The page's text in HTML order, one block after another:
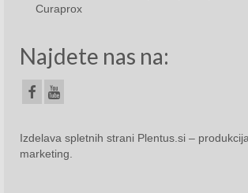
September 2023
2024
Curaprox
Najdete nas na:
Izdelava spletnih strani Plentus.si –
marketing